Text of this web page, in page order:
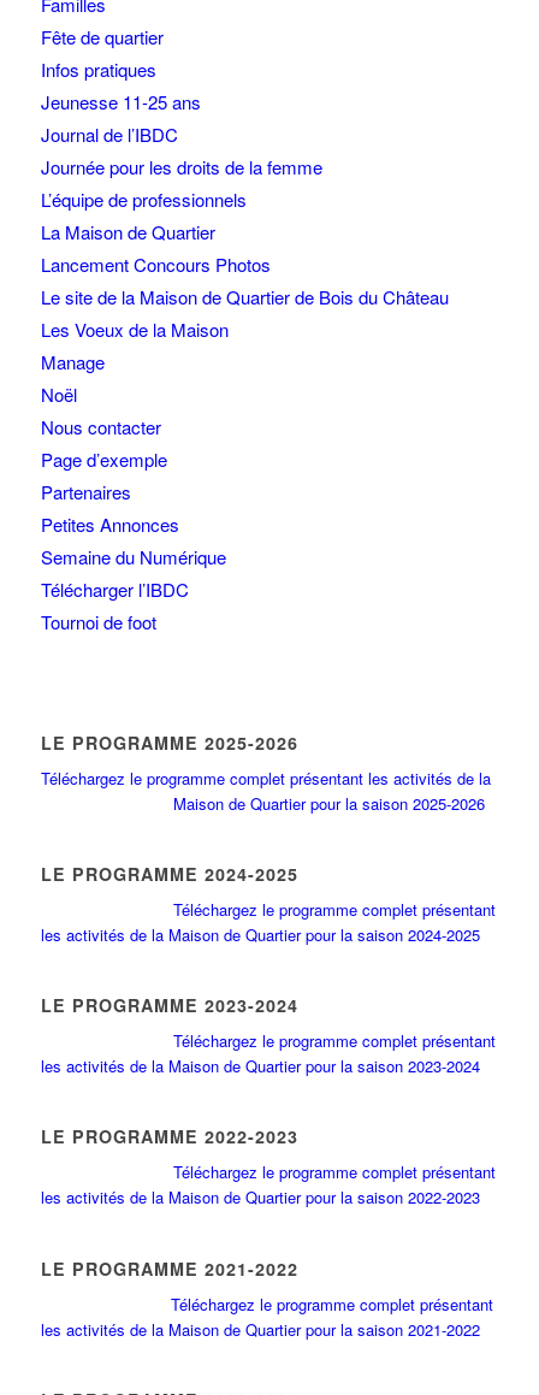
Fête de quartier
Infos pratiques
Jeunesse 11-25 ans
Journal de l’IBDC
Journée pour les droits de la femme
L’équipe de professionnels
La Maison de Quartier
Lancement Concours Photos
Le site de la Maison de Quartier de Bois du Château
Les Voeux de la Maison
Manage
Noël
Nous contacter
Page d’exemple
Partenaires
Petites Annonces
Semaine du Numérique
Télécharger l’IBDC
Tournoi de foot
LE PROGRAMME 2025-2026
Téléchargez le programme complet présentant les activités de la
Maison de Quartier pour la saison 2025-2026
LE PROGRAMME 2024-2025
Téléchargez le programme complet présentant
les activités de la Maison de Quartier pour la saison 2024-2025
LE PROGRAMME 2023-2024
Téléchargez le programme complet présentant
les activités de la Maison de Quartier pour la saison 2023-2024
LE PROGRAMME 2022-2023
Téléchargez le programme complet présentant
les activités de la Maison de Quartier pour la saison 2022-2023
LE PROGRAMME 2021-2022
Téléchargez le programme complet présentant
les activités de la Maison de Quartier pour la saison 2021-2022